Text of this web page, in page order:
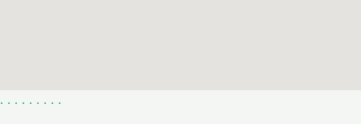
. . . . . . . . .